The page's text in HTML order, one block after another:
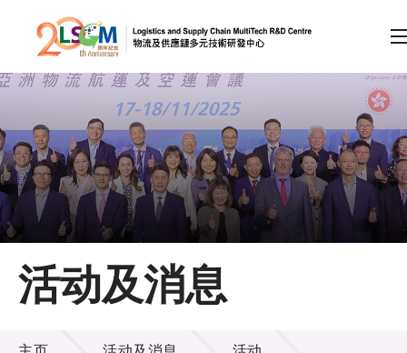
跳到内容（按回车键）
会员登录
A A EN 繁 简
主页
关于LSCM
技术商品化
活动及消息
活动及消息